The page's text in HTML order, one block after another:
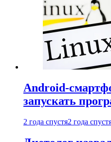
Android-
запускать
2 года спустя2 года